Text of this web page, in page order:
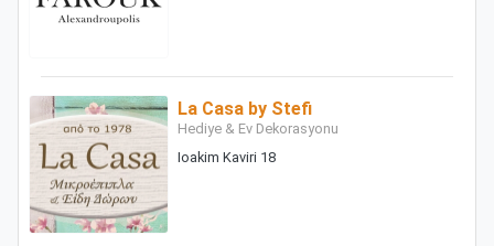
La Casa by Stefi
Hediye & Ev Dekorasyonu
Ioakim Kaviri 18